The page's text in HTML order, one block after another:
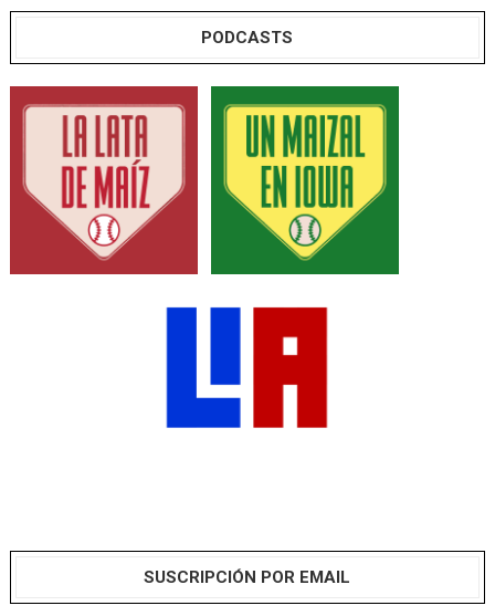
PODCASTS
SUSCRIPCIÓN POR EMAIL